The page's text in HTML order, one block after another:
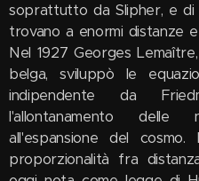
soprattutto da Slipher, e di
trovano a enormi distanze
Nel 1927 Georges
belga, sviluppò le
indipendente da
l'allontanamento
all'espansione del
proporzionalità fra